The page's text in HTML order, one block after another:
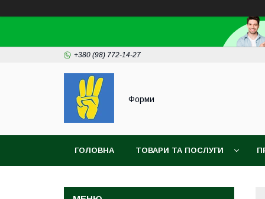
+380 (98) 772-14-27
Форми
ГОЛОВНА ТОВАРИ ТА ПОСЛУГИ